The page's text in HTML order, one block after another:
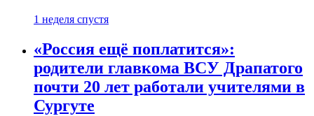
1 неделя спустя
«Россия ещё поплатится»:
родители главкома ВСУ Драпатого
почти 20 лет работали учителями в
Сургуте